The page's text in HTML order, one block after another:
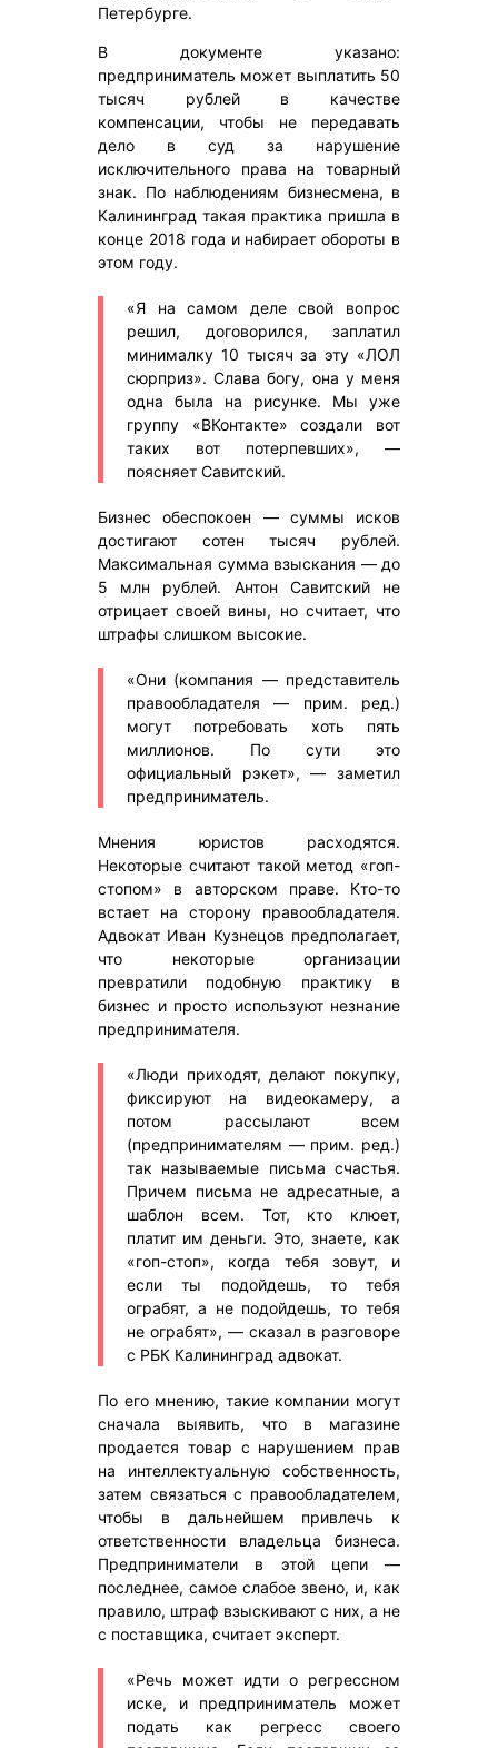
Петербурге.
В документе указано:
предприниматель может выплатить 50
тысяч рублей в качестве
компенсации, чтобы не передавать
дело в суд за нарушение
исключительного права на товарный
знак. По наблюдениям бизнесмена, в
Калининград такая практика пришла в
конце 2018 года и набирает обороты в
этом году.
«Я на самом деле свой вопрос
решил, договорился, заплатил
минималку 10 тысяч за эту «ЛОЛ
сюрприз». Слава богу, она у меня
одна была на рисунке. Мы уже
группу «ВКонтакте» создали вот
таких вот потерпевших», —
поясняет Савитский.
Бизнес обеспокоен — суммы исков
достигают сотен тысяч рублей.
Максимальная сумма взыскания — до
5 млн рублей. Антон Савитский не
отрицает своей вины, но считает, что
штрафы слишком высокие.
«Они (компания — представитель
правообладателя — прим. ред.)
могут потребовать хоть пять
миллионов. По сути это
официальный рэкет», — заметил
предприниматель.
Мнения юристов расходятся.
Некоторые считают такой метод «гоп-
стопом» в авторском праве. Кто-то
встает на сторону правообладателя.
Адвокат Иван Кузнецов предполагает,
что некоторые организации
превратили подобную практику в
бизнес и просто используют незнание
предпринимателя.
«Люди приходят, делают покупку,
фиксируют на видеокамеру, а
потом рассылают всем
(предпринимателям — прим. ред.)
так называемые письма счастья.
Причем письма не адресатные, а
шаблон всем. Тот, кто клюет,
платит им деньги. Это, знаете, как
«гоп-стоп», когда тебя зовут, и
если ты подойдешь, то тебя
ограбят, а не подойдешь, то тебя
не ограбят», — сказал в разговоре
с РБК Калининград адвокат.
По его мнению, такие компании могут
сначала выявить, что в магазине
продается товар с нарушением прав
на интеллектуальную собственность,
затем связаться с правообладателем,
чтобы в дальнейшем привлечь к
ответственности владельца бизнеса.
Предприниматели в этой цепи —
последнее, самое слабое звено, и, как
правило, штраф взыскивают с них, а не
с поставщика, считает эксперт.
«Речь может идти о регрессном
иске, и предприниматель может
подать как регресс своего